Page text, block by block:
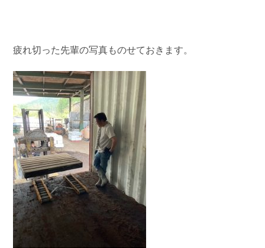
疲れ切った先輩の写真ものせておきます。